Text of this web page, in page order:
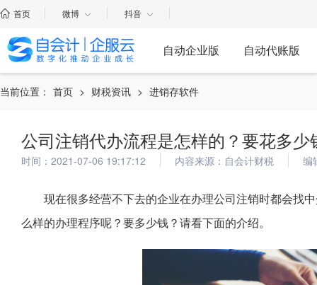
首页 微博 抖音
自动企业版 自动代账版
当前位置： 首页 > 财税资讯 > 进销存软件
公司注销代办流程是怎样的？要花多少
时间：2021-07-06 19:17:12 内容来源：自会计财税 编
现在很多经营不下去的企业在办理公司注销时都会找
么样的办理程序呢？要多少钱？请看下面的介绍。